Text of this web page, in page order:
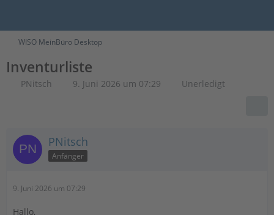
WISO MeinBüro Desktop
Inventurliste
PNitsch 9. Juni 2026 um 07:29 Unerledigt
PNitsch
Anfänger
9. Juni 2026 um 07:29
Hallo,